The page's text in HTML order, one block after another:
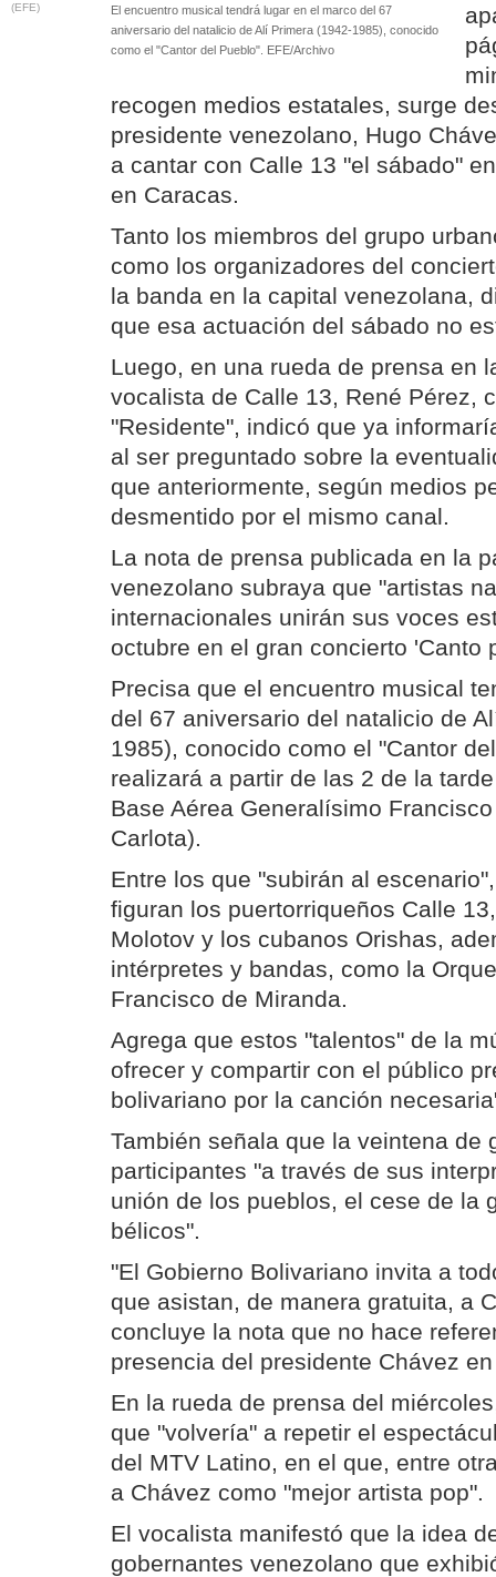
(EFE)
El encuentro musical tendrá lugar en el marco del 67
aniversario del natalicio de Alí Primera (1942-1985), conocido
como el "Cantor del Pueblo". EFE/Archivo
recogen medios estatales, surge
presidente venezolano, Hugo
a cantar con Calle 13 "el sábado"
en Caracas.
Tanto los miembros del grupo
como los organizadores del
la banda en la capital venezolana,
que esa actuación del sábado no
Luego, en una rueda de prensa en
vocalista de Calle 13, René Pérez,
"Residente", indicó que ya
al ser preguntado sobre la
que anteriormente, según medios
desmentido por el mismo canal.
La nota de prensa publicada en la
venezolano subraya que "artistas
internacionales unirán sus voces
octubre en el gran concierto 'Canto
Precisa que el encuentro musical
del 67 aniversario del natalicio de
1985), conocido como el "Cantor
realizará a partir de las 2 de la
Base Aérea Generalísimo
Carlota).
Entre los que "subirán al
figuran los puertorriqueños Calle
Molotov y los cubanos Orishas,
intérpretes y bandas, como la
Francisco de Miranda.
Agrega que estos "talentos" de la
ofrecer y compartir con el público
bolivariano por la canción
También señala que la veintena de
participantes "a través de sus
unión de los pueblos, el cese de la
bélicos".
"El Gobierno Bolivariano invita a
que asistan, de manera gratuita, a
concluye la nota que no hace
presencia del presidente Chávez
En la rueda de prensa del
que "volvería" a repetir el
del MTV Latino, en el que, entre
a Chávez como "mejor artista pop".
El vocalista manifestó que la idea
gobernantes venezolano que